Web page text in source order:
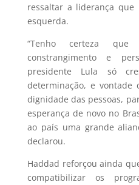
ressaltar a liderança que
esquerda.
“Tenho certeza
constrangimento e
presidente Lula só
determinação, e vontade
dignidade das pessoas,
esperança de novo no
ao país uma grande
declarou.
Haddad reforçou ainda
compatibilizar os